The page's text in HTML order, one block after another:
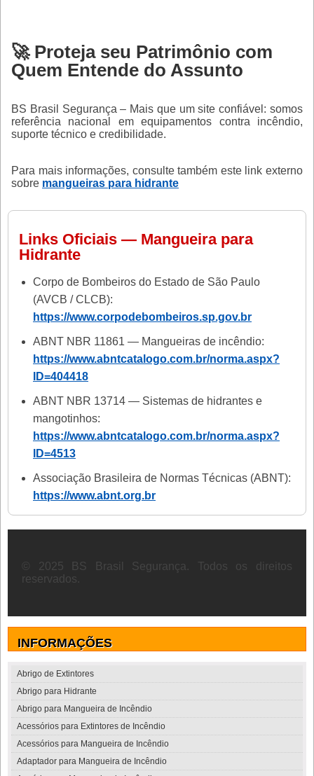
🚀 Proteja seu Patrimônio com
Quem Entende do Assunto
BS Brasil Segurança – Mais que um site confiável: somos
referência nacional em equipamentos contra incêndio,
suporte técnico e credibilidade.
Para mais informações, consulte também este link externo
sobre mangueiras para hidrante
Links Oficiais — Mangueira para
Hidrante
Corpo de Bombeiros do Estado de São Paulo
(AVCB / CLCB):
https://www.corpodebombeiros.sp.gov.br
ABNT NBR 11861 — Mangueiras de incêndio:
https://www.abntcatalogo.com.br/norma.aspx?
ID=404418
ABNT NBR 13714 — Sistemas de hidrantes e
mangotinhos:
https://www.abntcatalogo.com.br/norma.aspx?
ID=4513
Associação Brasileira de Normas Técnicas (ABNT):
https://www.abnt.org.br
© 2025 BS Brasil Segurança. Todos os direitos
reservados.
INFORMAÇÕES
Abrigo de Extintores
Abrigo para Hidrante
Abrigo para Mangueira de Incêndio
Acessórios para Extintores de Incêndio
Acessórios para Mangueira de Incêndio
Adaptador para Mangueira de Incêndio